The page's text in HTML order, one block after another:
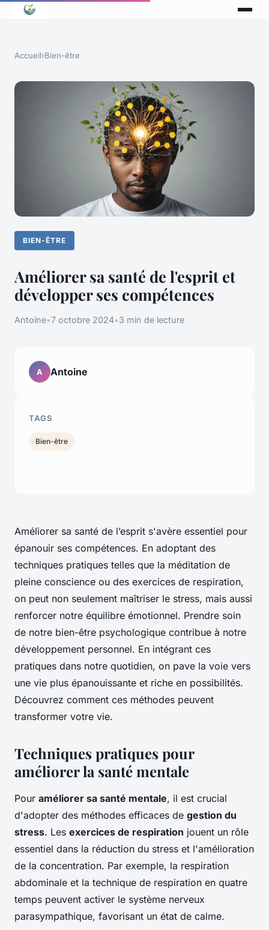
Accueil›Bien-être
BIEN-ÊTRE
Améliorer sa santé de l'esprit et
développer ses compétences
Antoine•7 octobre 2024•3 min de lecture
Améliorer sa santé de l’esprit s'avère essentiel pour
épanouir ses compétences. En adoptant des
techniques pratiques telles que la méditation de
pleine conscience ou des exercices de respiration,
on peut non seulement maîtriser le stress, mais aussi
renforcer notre équilibre émotionnel. Prendre soin
de notre bien-être psychologique contribue à notre
développement personnel. En intégrant ces
pratiques dans notre quotidien, on pave la voie vers
une vie plus épanouissante et riche en possibilités.
Découvrez comment ces méthodes peuvent
transformer votre vie.
Techniques pratiques pour
améliorer la santé mentale
Pour améliorer sa santé mentale, il est crucial
d'adopter des méthodes efficaces de gestion du
stress. Les exercices de respiration jouent un rôle
essentiel dans la réduction du stress et l'amélioration
de la concentration. Par exemple, la respiration
abdominale et la technique de respiration en quatre
temps peuvent activer le système nerveux
parasympathique, favorisant un état de calme.
A Antoine
TAGS
Bien-être